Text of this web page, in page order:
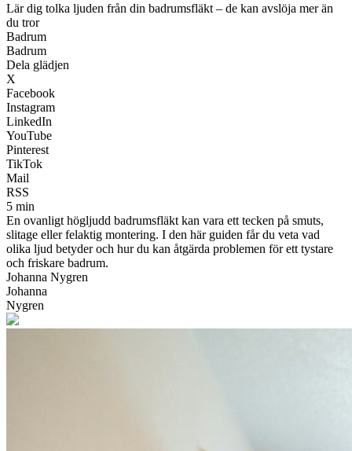
Lär dig tolka ljuden från din badrumsfläkt – de kan avslöja mer än
du tror
Badrum
Badrum
Dela glädjen
X
Facebook
Instagram
LinkedIn
YouTube
Pinterest
TikTok
Mail
RSS
5 min
En ovanligt högljudd badrumsfläkt kan vara ett tecken på smuts,
slitage eller felaktig montering. I den här guiden får du veta vad
olika ljud betyder och hur du kan åtgärda problemen för ett tystare
och friskare badrum.
Johanna Nygren
Johanna
Nygren